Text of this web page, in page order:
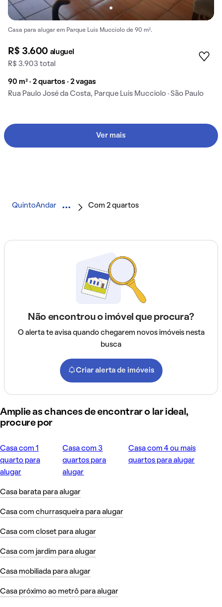
Casa para alugar em Parque Luis Mucciolo de 90 m².
R$ 3.600 aluguel
R$ 3.903 total
90 m² · 2 quartos · 2 vagas
Rua Paulo José da Costa, Parque Luis Mucciolo · São Paulo
Ver mais
QuintoAndar Com 2 quartos
Não encontrou o imóvel que procura?
O alerta te avisa quando chegarem novos imóveis nesta
busca
Criar alerta de imóveis
Amplie as chances de encontrar o lar ideal,
procure por
Casa com 1
quarto para
alugar
Casa com 3
quartos para
alugar
Casa com 4 ou mais
quartos para alugar
Casa barata para alugar
Casa com churrasqueira para alugar
Casa com closet para alugar
Casa com jardim para alugar
Casa mobiliada para alugar
Casa próximo ao metrô para alugar